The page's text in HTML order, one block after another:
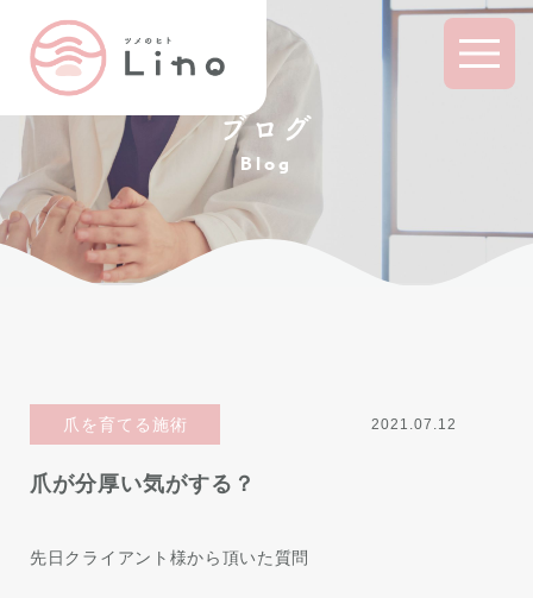
ブログ
Blog
爪を育てる施術 2021.07.12
爪が分厚い気がする？
先日クライアント様から頂いた質問